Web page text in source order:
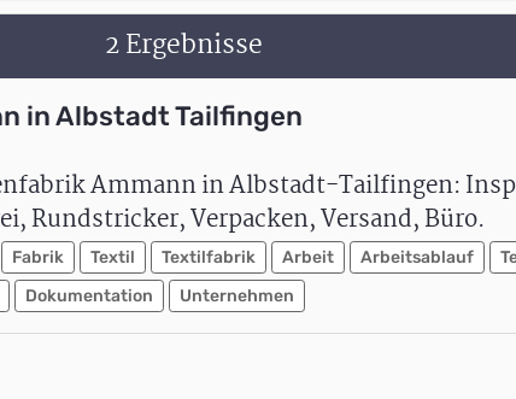
2 Ergebnisse
in Albstadt Tailfingen
Ammann in Albstadt-Tailfingen:
Rundstricker, Verpacken, Versand, Büro.
Fabrik Textil Textilfabrik Arbeit Arbeitsablauf
Dokumentation Unternehmen